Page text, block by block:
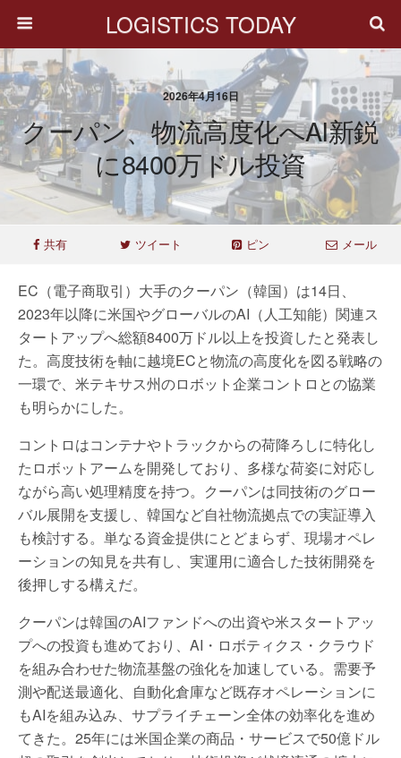
LOGISTICS TODAY
2026年4月16日
クーパン、物流高度化へAI新鋭
に8400万ドル投資
共有 ツイート ピン メール
EC（電子商取引）大手のクーパン（韓国）は14日、
2023年以降に米国やグローバルのAI（人工知能）関連ス
タートアップへ総額8400万ドル以上を投資したと発表し
た。高度技術を軸に越境ECと物流の高度化を図る戦略の
一環で、米テキサス州のロボット企業コントロとの協業
も明らかにした。
コントロはコンテナやトラックからの荷降ろしに特化し
たロボットアームを開発しており、多様な荷姿に対応し
ながら高い処理精度を持つ。クーパンは同技術のグロー
バル展開を支援し、韓国など自社物流拠点での実証導入
も検討する。単なる資金提供にとどまらず、現場オペレ
ーションの知見を共有し、実運用に適合した技術開発を
後押しする構えだ。
クーパンは韓国のAIファンドへの出資や米スタートアッ
プへの投資も進めており、AI・ロボティクス・クラウド
を組み合わせた物流基盤の強化を加速している。需要予
測や配送最適化、自動化倉庫など既存オペレーションに
もAIを組み込み、サプライチェーン全体の効率化を進め
てきた。25年には米国企業の商品・サービスで50億ドル